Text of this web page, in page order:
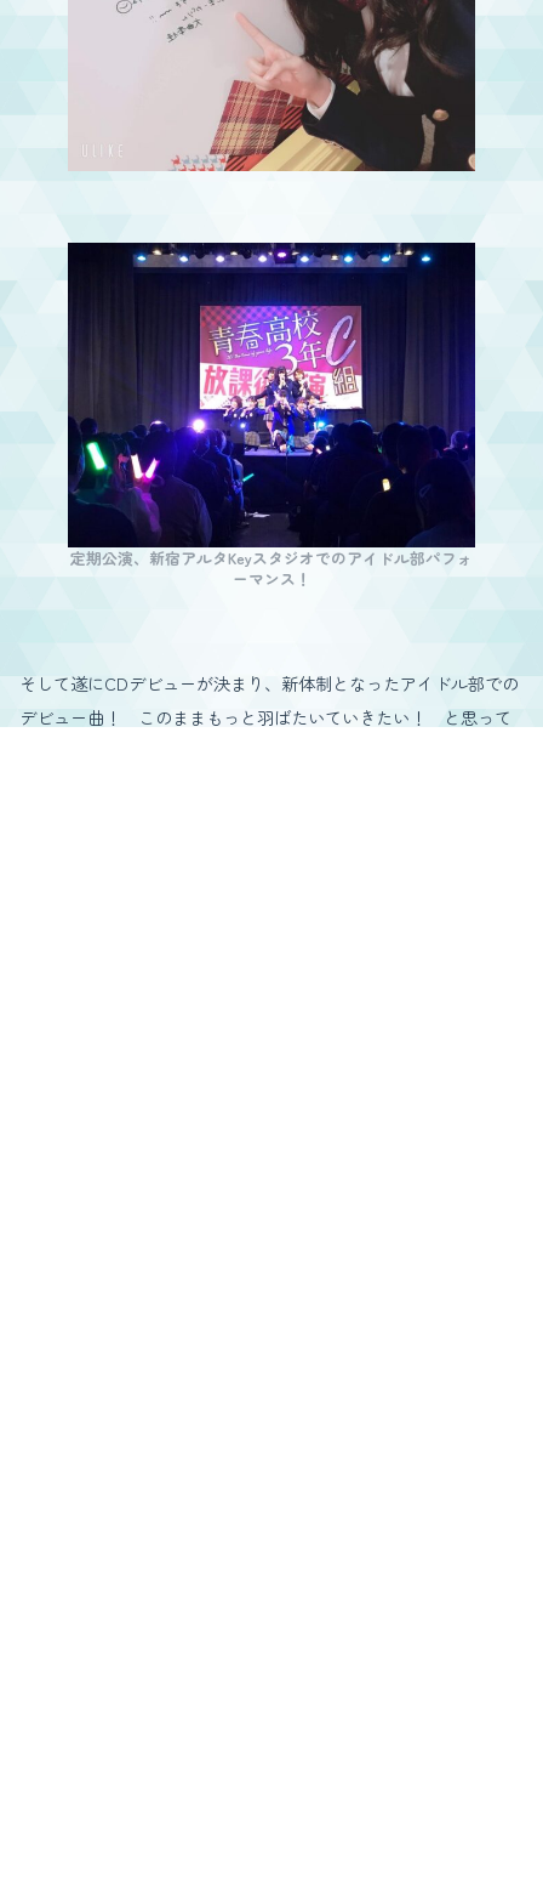
定期公演、新宿アルタKeyスタジオでのアイドル部パフォ
ーマンス！
そして遂にCDデビューが決まり、新体制となったアイドル部での
デビュー曲！ このままもっと羽ばたいていきたい！ と思って